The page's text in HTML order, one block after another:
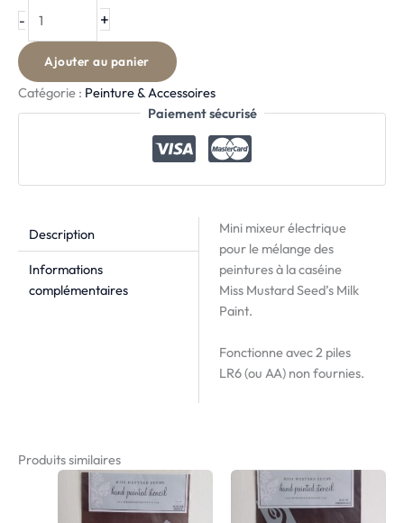
- +
Ajouter au panier
Catégorie : Peinture & Accessoires
Paiement sécurisé
Description
Informations
complémentaires
Mini mixeur électrique
pour le mélange des
peintures à la caséine
Miss Mustard Seed’s Milk
Paint.
Fonctionne avec 2 piles
LR6 (ou AA) non fournies.
Produits similaires